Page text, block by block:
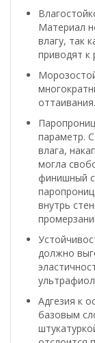
Материал
влагу, так
приводят к
оттаивания.
параметр.
влага,
могла
финишный
внутрь
должно
Адгезия к
базовым